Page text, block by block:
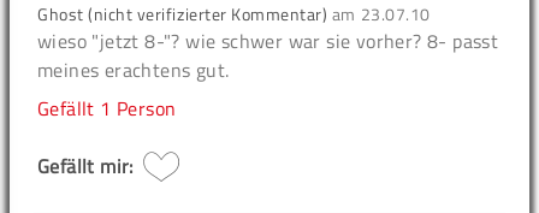
Ghost (nicht verifizierter Kommentar) am 23.07.10
wieso "jetzt 8-"? wie schwer war sie vorher? 8- passt
meines erachtens gut.
Gefällt 1 Person
Gefällt mir: